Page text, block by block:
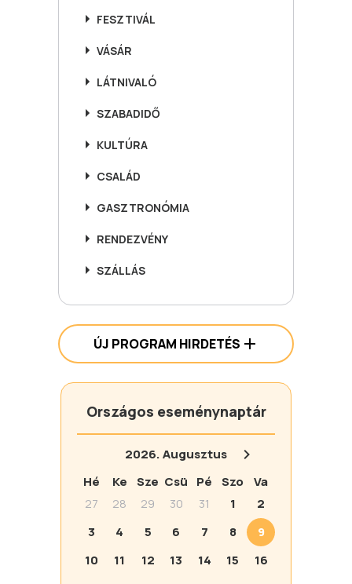
FESZTIVÁL
VÁSÁR
LÁTNIVALÓ
SZABADIDŐ
KULTÚRA
CSALÁD
GASZTRONÓMIA
RENDEZVÉNY
SZÁLLÁS
ÚJ PROGRAM HIRDETÉS
Országos eseménynaptár
2026.Augusztus
Hé
Ke Sze Csü Pé Szo
Va
27
28 29 30 31 1
2
3
4 5 6 7 8
9
10
11 12 13 14 15
16